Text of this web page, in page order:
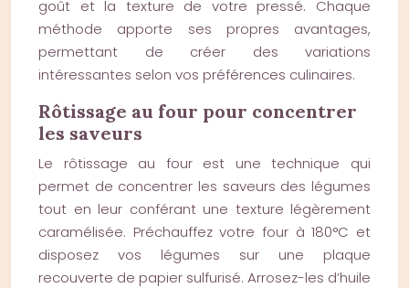
goût et la texture de votre pressé. Chaque
méthode apporte ses propres avantages,
permettant de créer des variations
intéressantes selon vos préférences culinaires.
Rôtissage au four pour concentrer
les saveurs
Le rôtissage au four est une technique qui
permet de concentrer les saveurs des légumes
tout en leur conférant une texture légèrement
caramélisée. Préchauffez votre four à 180°C et
disposez vos légumes sur une plaque
recouverte de papier sulfurisé. Arrosez-les d’huile